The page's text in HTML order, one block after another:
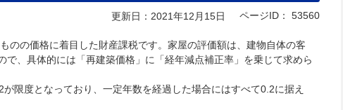
更新日：2021年12月15日 ページID： 53560
のの価格に着目した財産課税です。家屋の評価額は、建物自体の客
で、具体的には「再建築価格」に「経年減点補正率」を乗じて求めら
限度となっており、一定年数を経過した場合にはすべて0.2に据え